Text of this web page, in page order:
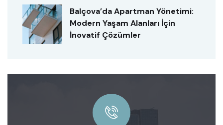
Balçova’da Apartman Yönetimi:
Modern Yaşam Alanları İçin
İnovatif Çözümler